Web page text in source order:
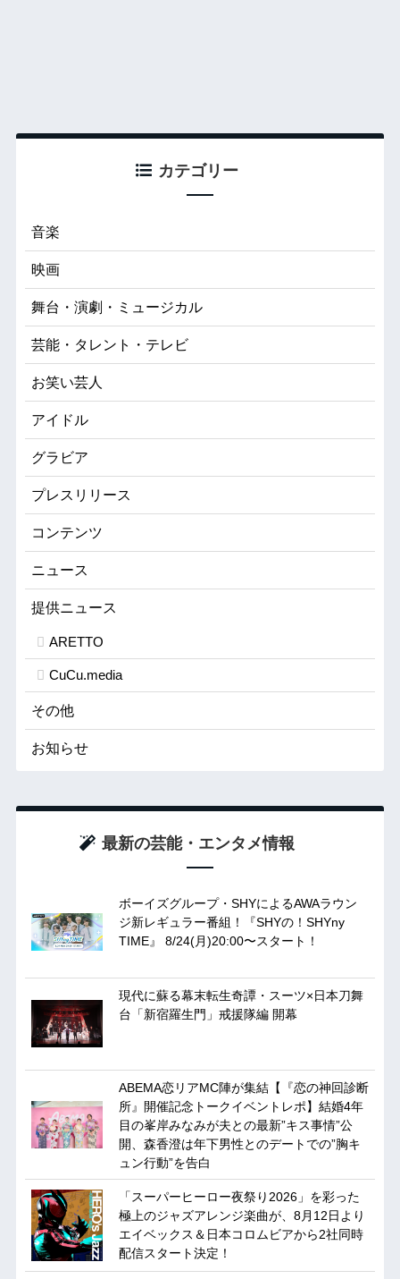
カテゴリー
音楽
映画
舞台・演劇・ミュージカル
芸能・タレント・テレビ
お笑い芸人
アイドル
グラビア
プレスリリース
コンテンツ
ニュース
提供ニュース
ARETTO
CuCu.media
その他
お知らせ
最新の芸能・エンタメ情報
ボーイズグループ・SHYによるAWAラウン
ジ新レギュラー番組！『SHYの！SHYny
TIME』 8/24(月)20:00〜スタート！
現代に蘇る幕末転生奇譚・スーツ×日本刀舞
台「新宿羅生門」戒援隊編 開幕
ABEMA恋リアMC陣が集結【『恋の神回診断
所』開催記念トークイベントレポ】結婚4年
目の峯岸みなみが夫との最新”キス事情”公
開、森香澄は年下男性とのデートでの”胸キ
ュン行動”を告白
「スーパーヒーロー夜祭り2026」を彩った
極上のジャズアレンジ楽曲が、8月12日より
エイベックス＆日本コロムビアから2社同時
配信スタート決定！